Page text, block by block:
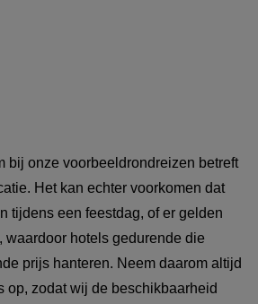
bij onze voorbeeldrondreizen betreft
Het kan echter voorkomen dat
tijdens een feestdag, of er gelden
waardoor hotels gedurende die
prijs hanteren. Neem daarom altijd
op, zodat wij de beschikbaarheid